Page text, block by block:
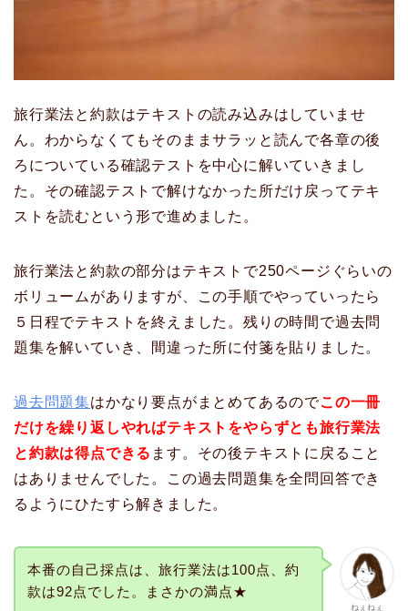
旅行業法と約款はテキストの読み込みはしていませ
ん。わからなくてもそのままサラッと読んで各章の後
ろについている確認テストを中心に解いていきまし
た。その確認テストで解けなかった所だけ戻ってテキ
ストを読むという形で進めました。
旅行業法と約款の部分はテキストで250ページぐらいの
ボリュームがありますが、この手順でやっていったら
５日程でテキストを終えました。残りの時間で過去問
題集を解いていき、間違った所に付箋を貼りました。
過去問題集はかなり要点がまとめてあるのでこの一冊
だけを繰り返しやればテキストをやらずとも旅行業法
と約款は得点できる ます。その後テキストに戻ること
はありませんでした。この過去問題集を全問回答でき
るようにひたすら解きました。
ねぇねぇ
本番の自己採点は、旅行業法は100点、約
款は92点でした。まさかの満点★